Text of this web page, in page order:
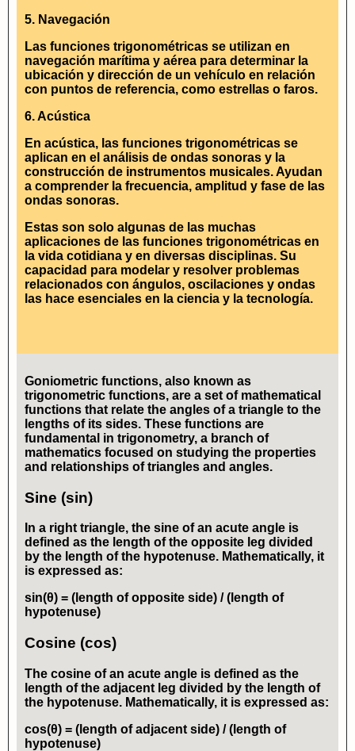
5. Navegación
Las funciones trigonométricas se utilizan en
navegación marítima y aérea para determinar la
ubicación y dirección de un vehículo en relación
con puntos de referencia, como estrellas o faros.
6. Acústica
En acústica, las funciones trigonométricas se
aplican en el análisis de ondas sonoras y la
construcción de instrumentos musicales. Ayudan
a comprender la frecuencia, amplitud y fase de las
ondas sonoras.
Estas son solo algunas de las muchas
aplicaciones de las funciones trigonométricas en
la vida cotidiana y en diversas disciplinas. Su
capacidad para modelar y resolver problemas
relacionados con ángulos, oscilaciones y ondas
las hace esenciales en la ciencia y la tecnología.
Goniometric functions, also known as
trigonometric functions, are a set of mathematical
functions that relate the angles of a triangle to the
lengths of its sides. These functions are
fundamental in trigonometry, a branch of
mathematics focused on studying the properties
and relationships of triangles and angles.
Sine (sin)
In a right triangle, the sine of an acute angle is
defined as the length of the opposite leg divided
by the length of the hypotenuse. Mathematically, it
is expressed as:
sin(θ) = (length of opposite side) / (length of
hypotenuse)
Cosine (cos)
The cosine of an acute angle is defined as the
length of the adjacent leg divided by the length of
the hypotenuse. Mathematically, it is expressed as:
cos(θ) = (length of adjacent side) / (length of
hypotenuse)